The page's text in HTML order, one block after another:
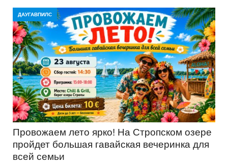
ДАУГАВПИЛС
Провожаем лето ярко! На Стропском озере
пройдет большая гавайская вечеринка для
всей семьи